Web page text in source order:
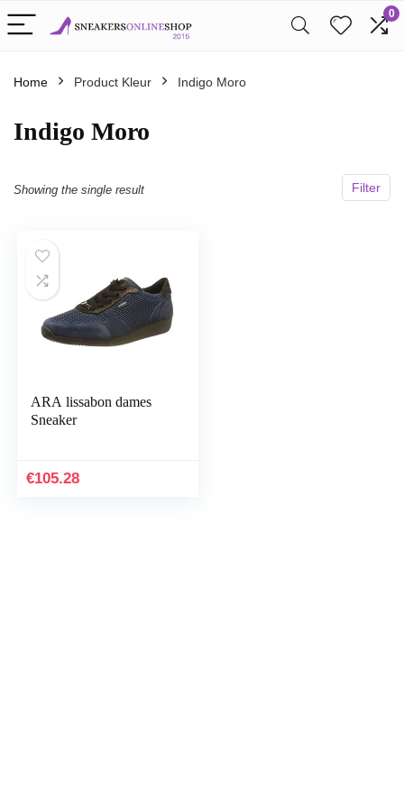
0
Home Product Kleur Indigo Moro
Indigo Moro
Filter
Showing the single result
ARA lissabon dames
Sneaker
€105.28